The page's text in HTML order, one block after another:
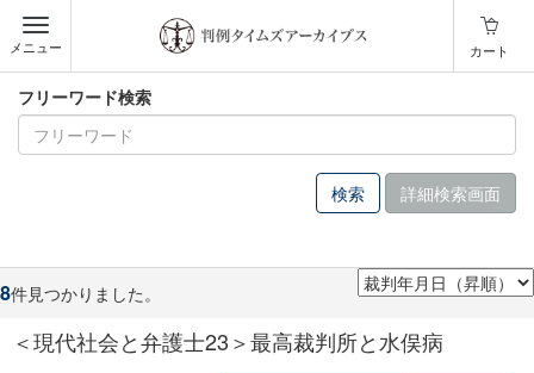
メニュー カート
フリーワード検索
詳細検索画面
8件見つかりました。
＜現代社会と弁護士23＞最高裁判所と水俣病